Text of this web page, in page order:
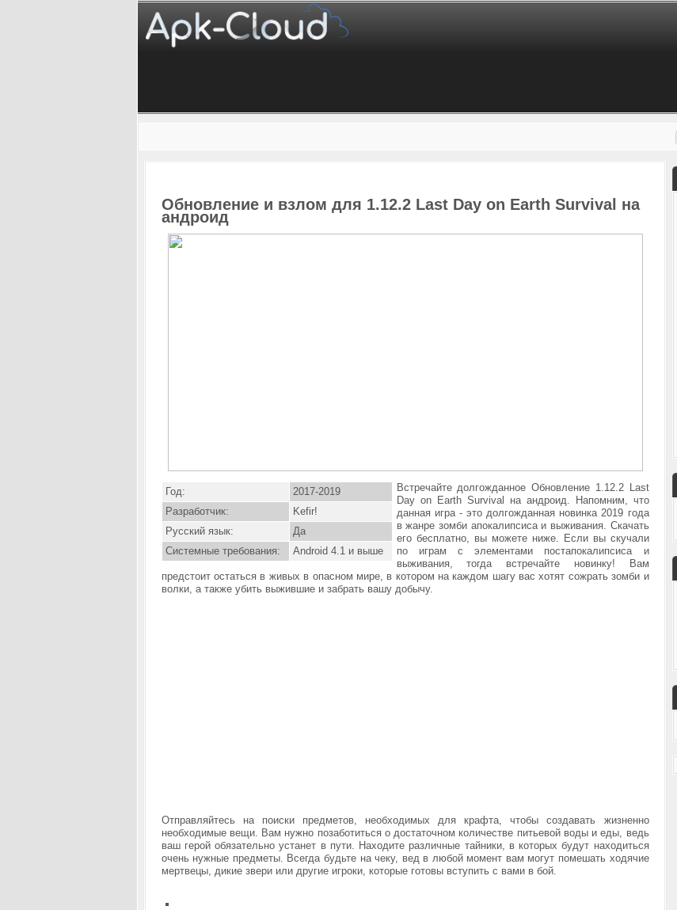
Обновление и взлом для 1.12.2 Last Day on Earth Survival на
андроид
Год:
2017-2019
Разработчик:
Kefir!
Русский язык:
Да
Системные требования:
Android 4.1 и выше
Встречайте долгожданное Обновление 1.12.2 Last
Day on Earth Survival на андроид. Напомним, что
данная игра - это долгожданная новинка 2019 года
в жанре зомби апокалипсиса и выживания. Скачать
его бесплатно, вы можете ниже. Если вы скучали
по играм с элементами постапокалипсиса и
выживания, тогда встречайте новинку! Вам
предстоит остаться в живых в опасном мире, в котором на каждом шагу вас хотят сожрать зомби и
волки, а также убить выжившие и забрать вашу добычу.
Отправляйтесь на поиски предметов, необходимых для крафта, чтобы создавать жизненно
необходимые вещи. Вам нужно позаботиться о достаточном количестве питьевой воды и еды, ведь
ваш герой обязательно устанет в пути. Находите различные тайники, в которых будут находиться
очень нужные предметы. Всегда будьте на чеку, вед в любой момент вам могут помешать ходячие
мертвецы, дикие звери или другие игроки, которые готовы вступить с вами в бой.